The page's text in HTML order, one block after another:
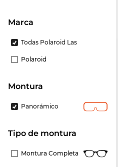
Marca
Todas Polaroid Las
Polaroid
Montura
Panorámico
Tipo de montura
Montura Completa